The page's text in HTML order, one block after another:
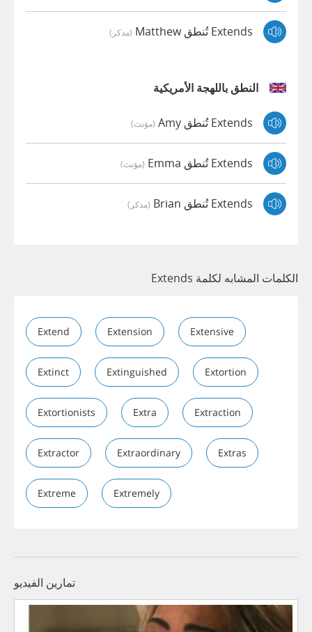
Extends تُنطق Matthew (مذكر)
النطق باللهجة الأمريكية
Extends تُنطق Amy (مؤنث)
Extends تُنطق Emma (مؤنث)
Extends تُنطق Brian (مذكر)
الكلمات المشابه لكلمة Extends
Extend Extension Extensive
Extinct Extinguished Extortion
Extortionists Extra Extraction
Extractor Extraordinary Extras
Extreme Extremely
تمارين الفيديو